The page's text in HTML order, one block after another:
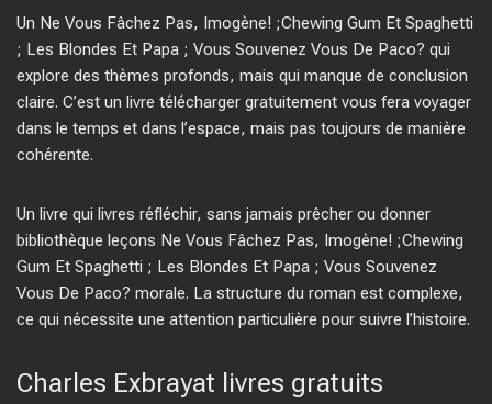
Un Ne Vous Fâchez Pas, Imogène! ;Chewing Gum Et Spaghetti
; Les Blondes Et Papa ; Vous Souvenez Vous De Paco? qui
explore des thèmes profonds, mais qui manque de conclusion
claire. C’est un livre télécharger gratuitement vous fera voyager
dans le temps et dans l’espace, mais pas toujours de manière
cohérente.
Un livre qui livres réfléchir, sans jamais prêcher ou donner
bibliothèque leçons Ne Vous Fâchez Pas, Imogène! ;Chewing
Gum Et Spaghetti ; Les Blondes Et Papa ; Vous Souvenez
Vous De Paco? morale. La structure du roman est complexe,
ce qui nécessite une attention particulière pour suivre l’histoire.
Charles Exbrayat livres gratuits